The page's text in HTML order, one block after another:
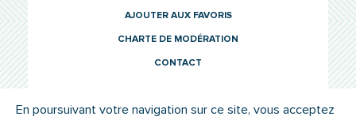
AJOUTER AUX FAVORIS
CHARTE DE MODÉRATION
CONTACT
En poursuivant votre navigation sur ce site, vous acceptez